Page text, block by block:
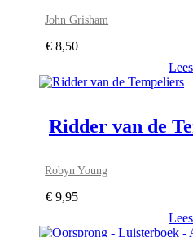
John Grisham
€ 8,50
Ridder van de
Robyn Young
€ 9,95